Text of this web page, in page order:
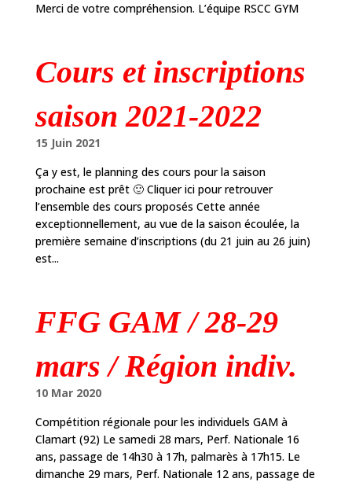
Merci de votre compréhension. L’équipe RSCC GYM
Cours et inscriptions
saison 2021-2022
15 Juin 2021
Ça y est, le planning des cours pour la saison
prochaine est prêt 🙂 Cliquer ici pour retrouver
l’ensemble des cours proposés Cette année
exceptionnellement, au vue de la saison écoulée, la
première semaine d’inscriptions (du 21 juin au 26 juin)
est...
FFG GAM / 28-29
mars / Région indiv.
10 Mar 2020
Compétition régionale pour les individuels GAM à
Clamart (92) Le samedi 28 mars, Perf. Nationale 16
ans, passage de 14h30 à 17h, palmarès à 17h15. Le
dimanche 29 mars, Perf. Nationale 12 ans, passage de